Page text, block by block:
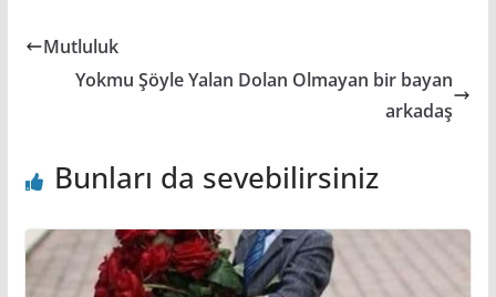
Mutluluk
Yokmu Şöyle Yalan Dolan Olmayan bir bayan
arkadaş
Bunları da sevebilirsiniz